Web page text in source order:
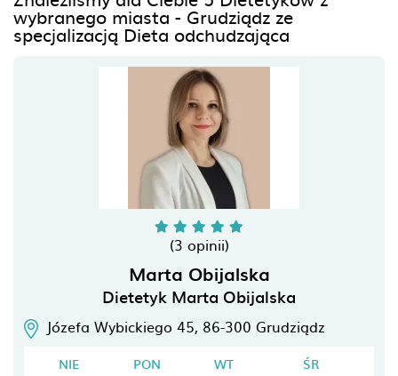
wybranego miasta - Grudziądz ze
specjalizacją Dieta odchudzająca
(3 opinii)
Marta Obijalska
Dietetyk Marta Obijalska
Józefa Wybickiego 45, 86-300 Grudziądz
NIE PON WT
ŚR